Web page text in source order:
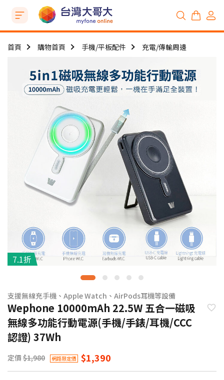
首頁 購物首頁 手機/平板配件 充電/傳輸周邊
7.1折
支援無線充手機、Apple Watch、AirPods耳機等設備
Wephone 10000mAh 22.5W 五合一磁吸
無線多功能行動電源(手機/手錶/耳機/CCC
認證) 37Wh
定價 $1,980 網路限定價 $1,390